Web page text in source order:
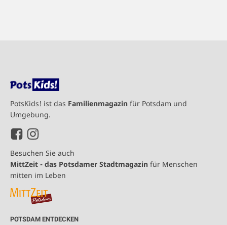
PotsKids! ist das Familienmagazin für Potsdam und
Umgebung.
Besuchen Sie auch
MittZeit - das Potsdamer Stadtmagazin für Menschen
mitten im Leben
POTSDAM ENTDECKEN